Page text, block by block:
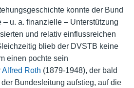
konnte der Bund
– u. a. finanzielle – Unterstützung
und relativ einflussreichen
blieb der DVSTB keine
einen pochte sein
Alfred Roth (1879-1948), der bald
Bundesleitung aufstieg, auf die